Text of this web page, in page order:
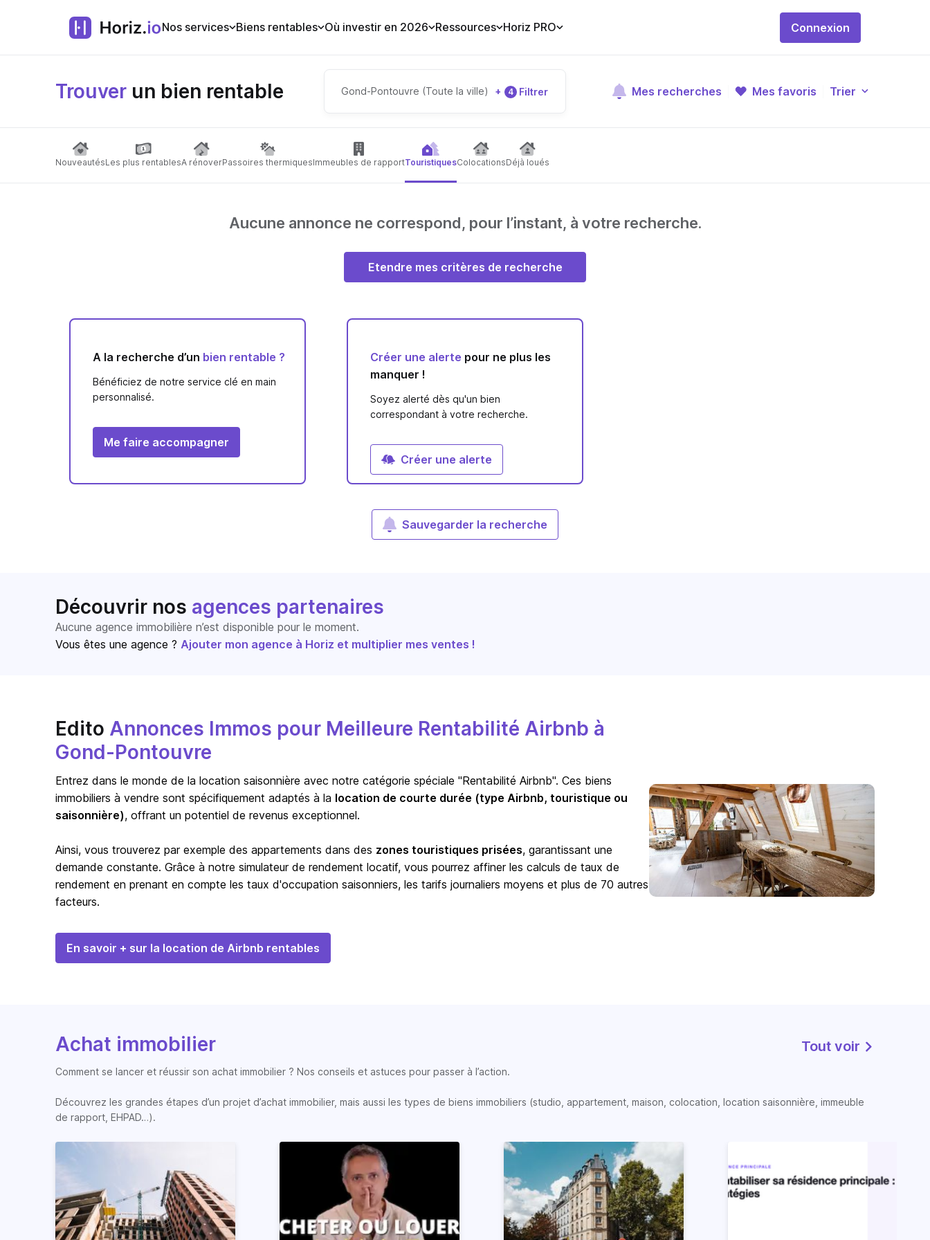
Nos services Biens rentables Où investir en 2026 Ressources Horiz PRO Connexion
Trouver un bien rentable Gond-Pontouvre (Toute la ville) + 4 Filtrer Mes recherches Mes favoris Trier
NouveautésLes plus rentablesA rénoverPassoires thermiquesImmeubles de rapportTouristiquesColocationsDéjà loués
Aucune annonce ne correspond, pour l’instant, à votre recherche.
Etendre mes critères de recherche
A la recherche d’un bien rentable ?
Bénéficiez de notre service clé en main
personnalisé.
Me faire accompagner
Créer une alerte pour ne plus les
manquer !
Soyez alerté dès qu'un bien
correspondant à votre recherche.
Créer une alerte
Sauvegarder la recherche
Découvrir nos agences partenaires
Aucune agence immobilière n’est disponible pour le moment.
Vous êtes une agence ? Ajouter mon agence à Horiz et multiplier mes ventes !
Edito Annonces Immos pour Meilleure Rentabilité Airbnb à
Gond-Pontouvre
Entrez dans le monde de la location saisonnière avec notre catégorie spéciale "Rentabilité Airbnb". Ces biens
immobiliers à vendre sont spécifiquement adaptés à la location de courte durée (type Airbnb, touristique ou
saisonnière), offrant un potentiel de revenus exceptionnel.
Ainsi, vous trouverez par exemple des appartements dans des zones touristiques prisées, garantissant une
demande constante. Grâce à notre simulateur de rendement locatif, vous pourrez affiner les calculs de taux de
rendement en prenant en compte les taux d'occupation saisonniers, les tarifs journaliers moyens et plus de 70 autres
facteurs.
En savoir + sur la location de Airbnb rentables
Achat immobilier Tout voir
Comment se lancer et réussir son achat immobilier ? Nos conseils et astuces pour passer à l’action.
Découvrez les grandes étapes d’un projet d’achat immobilier, mais aussi les types de biens immobiliers (studio, appartement, maison, colocation, location saisonnière, immeuble
de rapport, EHPAD…).